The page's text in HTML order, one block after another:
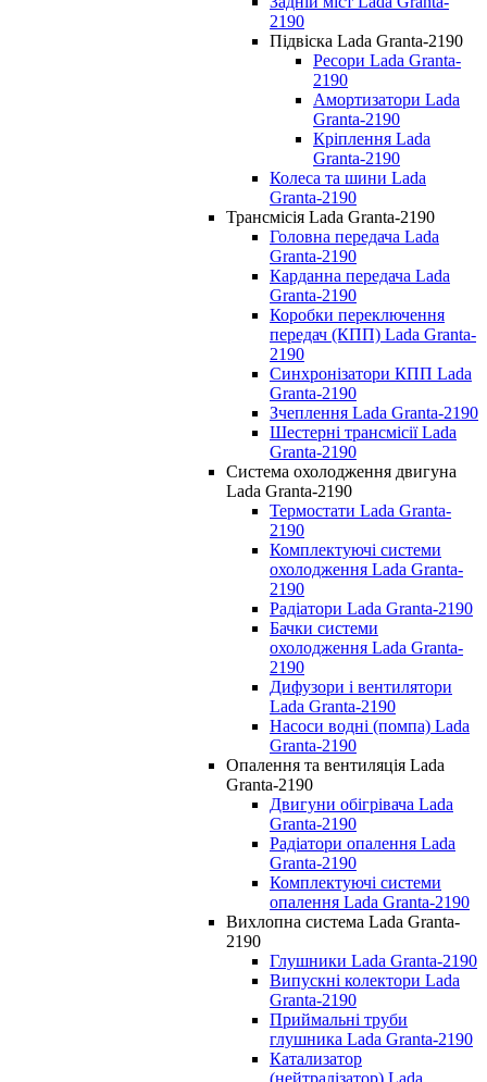
2190
Підвіска Lada Granta-2190
Ресори Lada Granta-
2190
Амортизатори Lada
Granta-2190
Кріплення Lada
Granta-2190
Колеса та шини Lada
Granta-2190
Трансмісія Lada Granta-2190
Головна передача Lada
Granta-2190
Карданна передача Lada
Granta-2190
Коробки переключення
передач (КПП) Lada Granta-
2190
Синхронізатори КПП Lada
Granta-2190
Зчеплення Lada Granta-2190
Шестерні трансмісії Lada
Granta-2190
Система охолодження двигуна
Lada Granta-2190
Термостати Lada Granta-
2190
Комплектуючі системи
охолодження Lada Granta-
2190
Радіатори Lada Granta-2190
Бачки системи
охолодження Lada Granta-
2190
Дифузори і вентилятори
Lada Granta-2190
Насоси водні (помпа) Lada
Granta-2190
Опалення та вентиляція Lada
Granta-2190
Двигуни обігрівача Lada
Granta-2190
Радіатори опалення Lada
Granta-2190
Комплектуючі системи
опалення Lada Granta-2190
Вихлопна система Lada Granta-
2190
Глушники Lada Granta-2190
Випускні колектори Lada
Granta-2190
Приймальні труби
глушника Lada Granta-2190
Катализатор
(нейтралізатор) Lada